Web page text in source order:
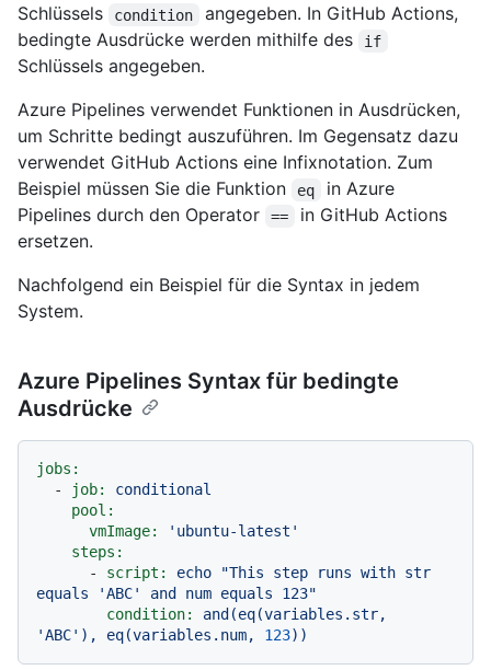
Schlüssels
condition
angegeben. In GitHub Actions,
bedingte Ausdrücke werden mithilfe des
if
Schlüssels angegeben.
Azure Pipelines verwendet Funktionen in Ausdrücken,
um Schritte bedingt auszuführen. Im Gegensatz dazu
verwendet GitHub Actions eine Infixnotation. Zum
Beispiel müssen Sie die Funktion
eq
in Azure
Pipelines durch den Operator
==
in GitHub Actions
ersetzen.
Nachfolgend ein Beispiel für die Syntax in jedem
System.
Azure Pipelines Syntax für bedingte
Ausdrücke
jobs:
-
job:
conditional
pool:
vmImage:
'ubuntu-latest'
steps:
-
script: echo
"This step runs with str
equals 'ABC' and num equals 123"
condition:
and(eq(variables.str,
'ABC' ), eq(variables.num, 123))